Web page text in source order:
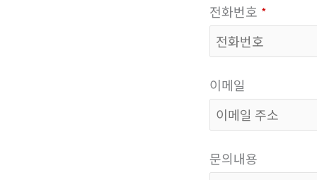
전화번호 *
이메일
문의내용